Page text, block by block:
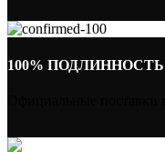
100% ПОДЛИННОСТЬ